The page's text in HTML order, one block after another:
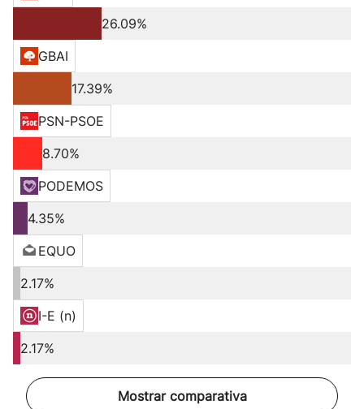
26.09%
GBAI
17.39%
PSN-PSOE
8.70%
PODEMOS
4.35%
EQUO
2.17%
I-E (n)
2.17%
Mostrar comparativa